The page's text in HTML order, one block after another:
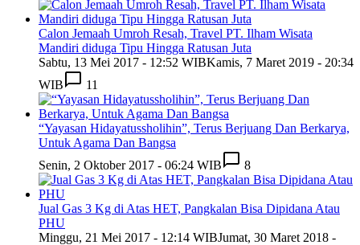
Calon Jemaah Umroh Resah, Travel PT. Ilham Wisata
Mandiri diduga Tipu Hingga Ratusan Juta
Sabtu, 13 Mei 2017 - 12:52 WIBKamis, 7 Maret 2019 - 20:34
WIB
11
“Yayasan Hidayatussholihin”, Terus Berjuang Dan Berkarya,
Untuk Agama Dan Bangsa
Senin, 2 Oktober 2017 - 06:24 WIB
8
Jual Gas 3 Kg di Atas HET, Pangkalan Bisa Dipidana Atau
PHU
Minggu, 21 Mei 2017 - 12:14 WIBJumat, 30 Maret 2018 -